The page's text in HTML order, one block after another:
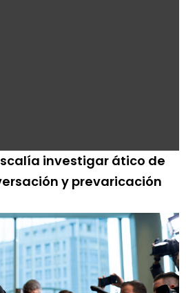
investigar ático de
y prevaricación